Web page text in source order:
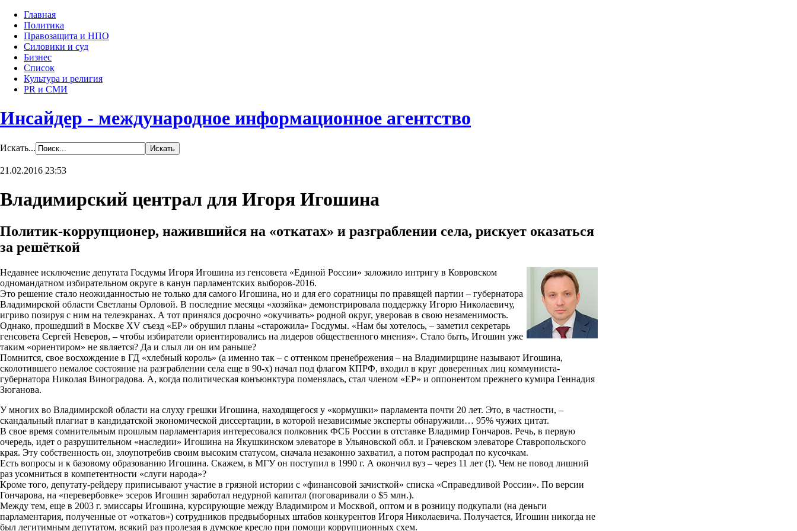
Главная
Политика
Правозащита и НПО
Силовики и суд
Бизнес
Список
Культура и религия
PR и СМИ
Инсайдер - международное информационное агентство
Искать...
21.02.2016 23:53
Владимирский централ для Игоря Игошина
Политик-коррупционер, нажившийся на «откатах» и разграблении села, рискует оказаться
за решёткой
Недавнее исключение депутата Госдумы Игоря Игошина из генсовета «Единой России» заложило интригу в Ковровском
одномандатном избирательном округе в канун парламентских выборов-2016.
Это решение стало неожиданностью не только для самого Игошина, но и для его соратницы по правящей партии – губернатора
Владимирской области Светланы Орловой. В последние месяцы «хозяйка» демонстрировала поддержку Игорю Николаевичу,
игриво позируя с ним на телеэкранах. А тот принялся досрочно «окучивать» родной округ, уверовав в свою незаменимость.
Однако, прошедший в Москве XV съезд «ЕР» обрушил планы «старожила» Госдумы. «Нам бы хотелось, – заметил секретарь
генсовета Сергей Неверов, – чтобы избиратели ориентировались на лидеров общественного мнения». Стало быть, Игошин уже
таким «ориентиром» не является? Да и слыл ли он им раньше?
Помнится, свое восхождение в ГД «хлебный король» (а именно так – с оттенком пренебрежения – на Владимирщине называют Игошина,
сколотившего немалое состояние на разграблении села еще в 90-х) начал под флагом КПРФ, входил в круг доверенных лиц коммуниста-
губернатора Николая Виноградова. А, когда политическая конъюнктура поменялась, стал членом «ЕР» и оппонентом прежнего кумира Геннадия
Зюганова.
У многих во Владимирской области на слуху грешки Игошина, находящегося у «кормушки» парламента почти 20 лет. Это, в частности, –
скандальный плагиат в кандидатской экономической диссертации, в которой независимые эксперты обнаружили… 95% чужих цитат.
В свое время сомнительным прошлым парламентария интересовался полковник ФСБ России в отставке Владимир Гончаров. Речь, в первую
очередь, идет о разрушительном «наследии» Игошина на Якушкинском элеваторе в Ульяновской обл. и Грачевском элеваторе Ставропольского
края. Эту собственность он, злоупотребив своим высоким статусом, сначала незаконно захватил, а потом распродал по кусочкам.
Есть вопросы и к базовому образованию Игошина. Скажем, в МГУ он поступил в 1990 г. А окончил вуз – через 11 лет (!). Чем не повод лишний
раз усомниться в компетентности «слуги народа»?
Кроме того, депутату-рейдеру приписывают участие в грязной истории с «финансовой зачисткой» списка «Справедливой России». По версии
Гончарова, на «перевербовке» эсеров Игошин заработал недурной капитал (поговаривали о $5 млн.).
Между тем, еще в 2003 г. эмиссары Игошина, курсирующие между Владимиром и Москвой, оптом и в розницу подкупали (на деньги
парламентария, полученные от «откатов») сотрудников предвыборных штабов конкурентов Игоря Николаевича. Получается, Игошин никогда не
был легитимным депутатом, всякий раз пролезая в думское кресло при помощи коррупционных схем.